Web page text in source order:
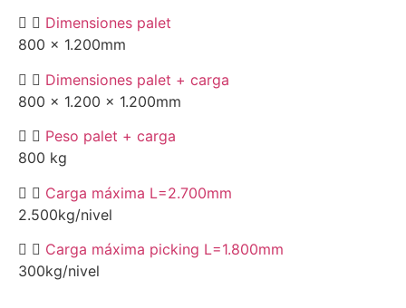
Dimensiones palet
800 x 1.200mm
Dimensiones palet + carga
800 x 1.200 x 1.200mm
Peso palet + carga
800 kg
Carga máxima L=2.700mm
2.500kg/nivel
Carga máxima picking L=1.800mm
300kg/nivel